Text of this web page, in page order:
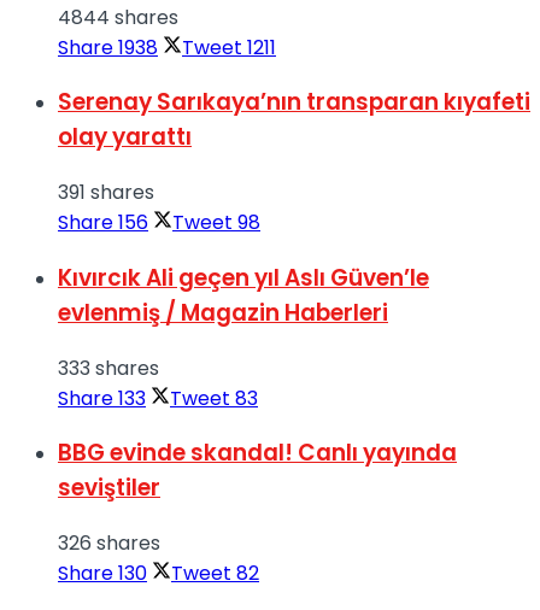
4844 shares
Share1938 Tweet 1211
Serenay Sarıkaya’nın transparan kıyafeti
olay yarattı
391 shares
Share156 Tweet 98
Kıvırcık Ali geçen yıl Aslı Güven’le
evlenmiş / Magazin Haberleri
333 shares
Share133 Tweet 83
BBG evinde skandal! Canlı yayında
seviştiler
326 shares
Share130 Tweet 82